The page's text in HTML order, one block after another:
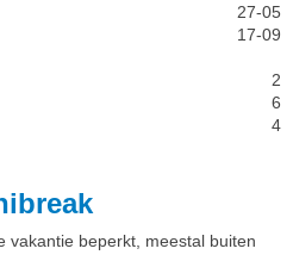
27-05
17-09
2
6
4
vakantie beperkt, meestal buiten